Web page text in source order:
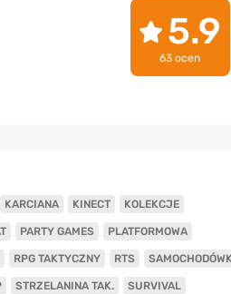
5.9
63 ocen
KARCIANA KINECT KOLEKCJE
PARTY GAMES PLATFORMOWA
RPG TAKTYCZNY RTS
STRZELANINA TAK. SURVIVAL